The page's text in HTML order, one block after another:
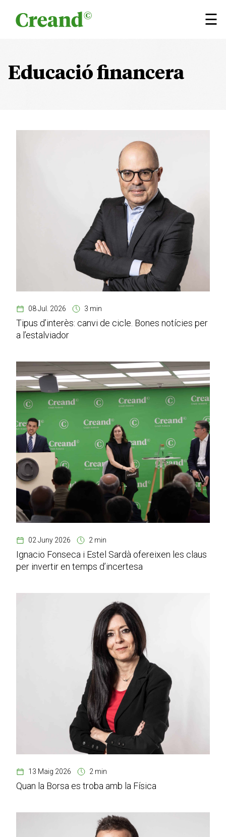
☰
×
Educació financera
08 Jul. 2026 3 min
Tipus d’interès: canvi de cicle. Bones notícies per
a l’estalviador
02 Juny 2026 2 min
Ignacio Fonseca i Estel Sardà ofereixen les claus
per invertir en temps d’incertesa
13 Maig 2026 2 min
Quan la Borsa es troba amb la Física